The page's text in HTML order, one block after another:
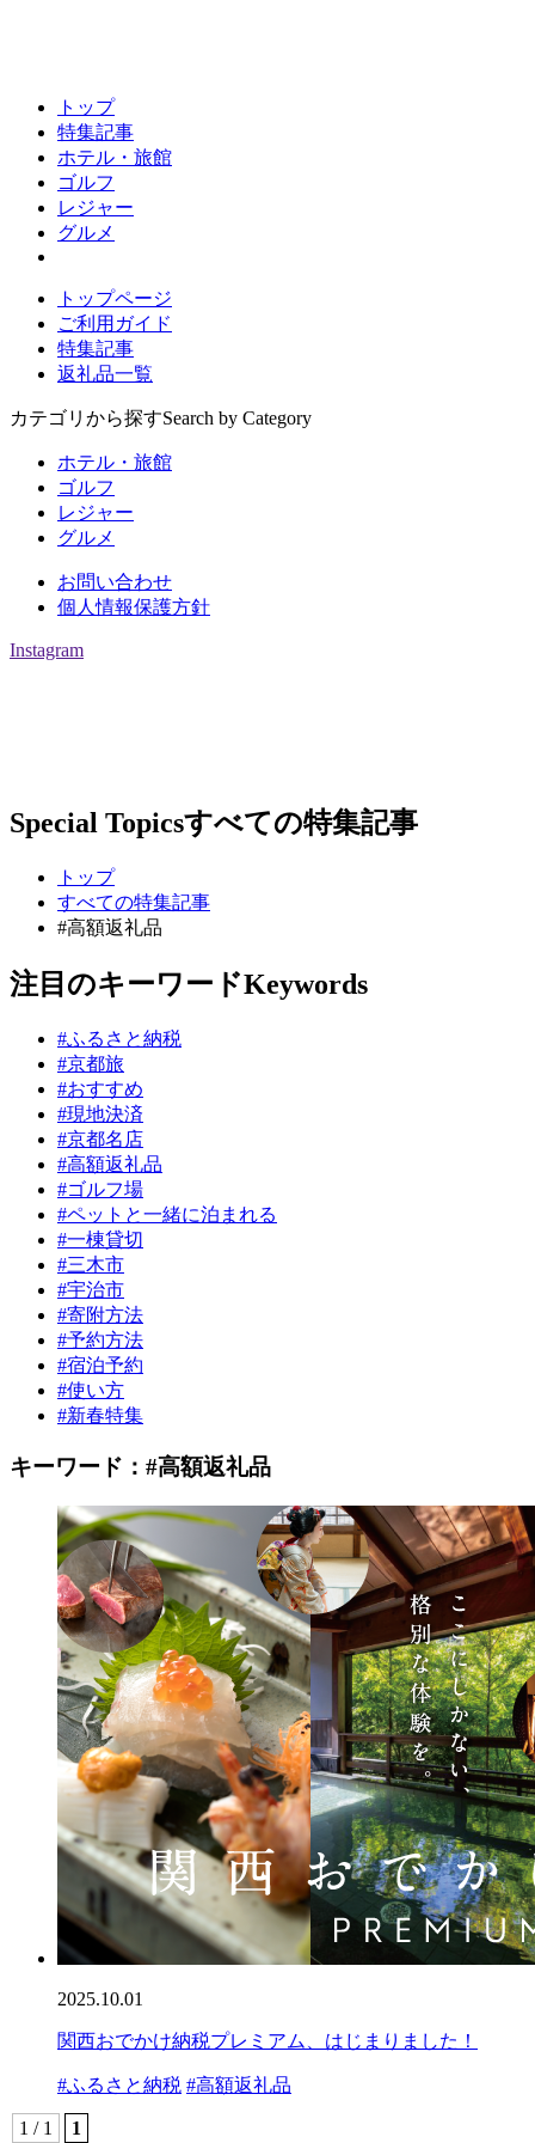
トップ
特集記事
ホテル・旅館
ゴルフ
レジャー
グルメ
トップページ
ご利用ガイド
特集記事
返礼品一覧
カテゴリから探すSearch by Category
ホテル・旅館
ゴルフ
レジャー
グルメ
お問い合わせ
個人情報保護方針
Instagram
Special Topicsすべての特集記事
トップ
すべての特集記事
#高額返礼品
注目のキーワードKeywords
#ふるさと納税
#京都旅
#おすすめ
#現地決済
#京都名店
#高額返礼品
#ゴルフ場
#ペットと一緒に泊まれる
#一棟貸切
#三木市
#宇治市
#寄附方法
#予約方法
#宿泊予約
#使い方
#新春特集
キーワード： #高額返礼品
2025.10.01
関西おでかけ納税プレミアム、はじまりました！
#ふるさと納税 #高額返礼品
1 / 1 1